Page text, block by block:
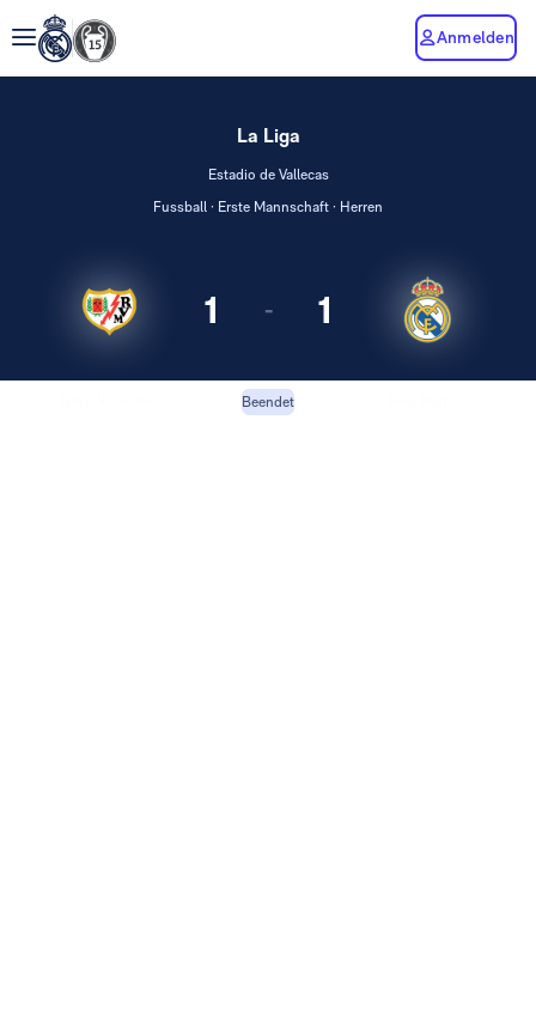
Anmelden
La Liga
Estadio de Vallecas
Fussball · Erste Mannschaft · Herren
1 - 1
Beendet